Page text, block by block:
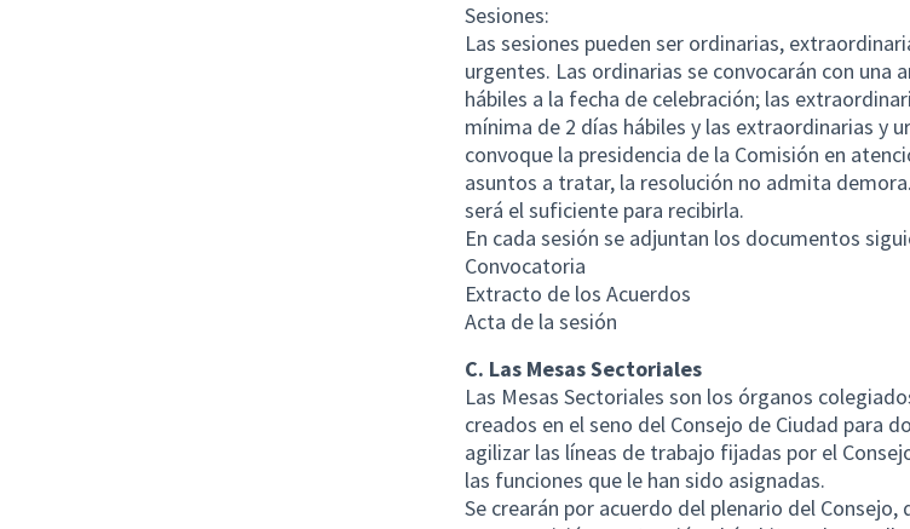
Sesiones:
Las sesiones pueden ser ordinarias,
urgentes. Las ordinarias se convocarán con una
hábiles a la fecha de celebración; las
mínima de 2 días hábiles y las extraordinarias y
convoque la presidencia de la Comisión en
asuntos a tratar, la resolución no admita
será el suficiente para recibirla.
En cada sesión se adjuntan los documentos
Convocatoria
Extracto de los Acuerdos
Acta de la sesión
C. Las Mesas Sectoriales
Las Mesas Sectoriales son los órganos
creados en el seno del Consejo de Ciudad para
agilizar las líneas de trabajo fijadas por el
las funciones que le han sido asignadas.
Se crearán por acuerdo del plenario del